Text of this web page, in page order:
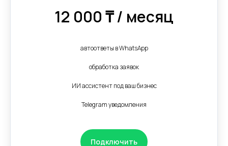
12 000 ₸ / месяц
автоответы в WhatsApp
обработка заявок
ИИ ассистент под ваш бизнес
Telegram уведомления
Подключить